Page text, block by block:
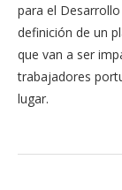
para el
definición de un
que van a ser
trabajadores
lugar.